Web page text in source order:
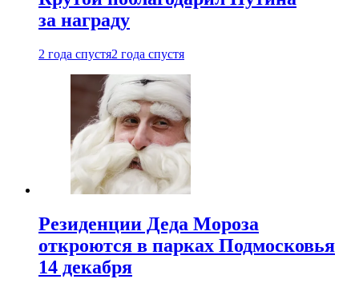
за награду
2 года спустя2 года спустя
Резиденции Деда Мороза
откроются в парках Подмосковья
14 декабря